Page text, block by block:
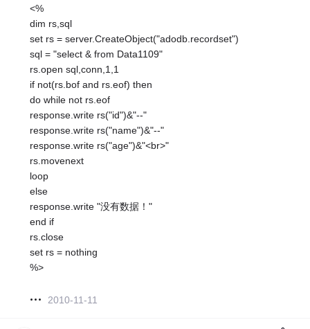
<%
dim rs,sql
set rs = server.CreateObject("adodb.recordset")
sql = "select & from Data1109"
rs.open sql,conn,1,1
if not(rs.bof and rs.eof) then
do while not rs.eof
response.write rs("id")&"--"
response.write rs("name")&"--"
response.write rs("age")&"<br>"
rs.movenext
loop
else
response.write "没有数据！"
end if
rs.close
set rs = nothing
%>
2010-11-11